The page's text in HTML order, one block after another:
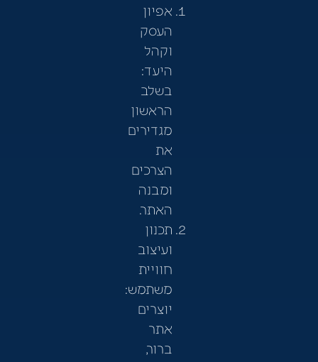
אפיון
העסק
וקהל
היעד:
בשלב
הראשון
מגדירים
את
הצרכים
ומבנה
האתר.
תכנון
ועיצוב
חוויית
משתמש:
יוצרים
אתר
ברור,